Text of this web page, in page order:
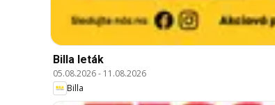
Billa leták
05.08.2026- 11.08.2026
Billa